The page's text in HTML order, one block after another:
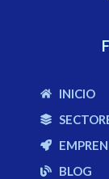
INICIO
BLOG